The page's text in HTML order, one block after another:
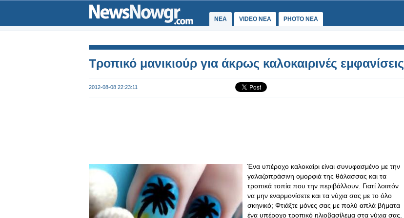
ΝΕΑ VIDEO NEA PHOTO NEA
Τροπικό μανικιούρ για άκρως καλοκαιρινές εμφανίσεις
2012-08-08 22:23:11
Ένα υπέροχο καλοκαίρι είναι συνυφασμένο με την
γαλαζοπράσινη ομορφιά της θάλασσας και τα
τροπικά τοπία που την περιβάλλουν. Γιατί λοιπόν
να μην εναρμονίσετε και τα νύχια σας με το όλο
σκηνικό; Φτιάξτε μόνες σας με πολύ απλά βήματα
ένα υπέροχο τροπικό ηλιοβασίλεμα στα νύχια σας.